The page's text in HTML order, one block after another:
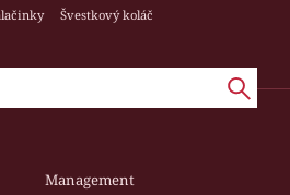
Švestkový koláč
Management